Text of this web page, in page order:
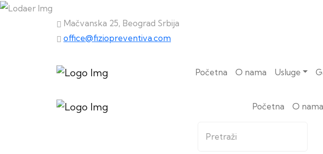
Mačvanska 25, Beograd Srbija
office@fiziopreventiva.com
Početna O nama Usluge
Početna O nama